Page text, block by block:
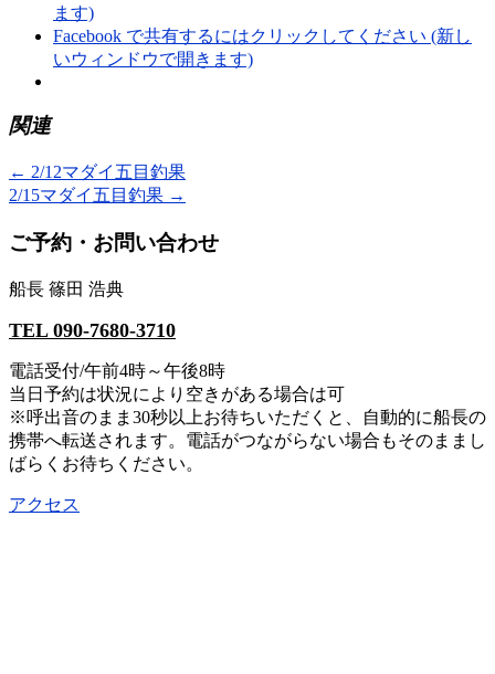
ます)
Facebook で共有するにはクリックしてください (新し
いウィンドウで開きます)
関連
← 2/12マダイ五目釣果
2/15マダイ五目釣果 →
ご予約・お問い合わせ
船長 篠田 浩典
TEL 090-7680-3710
電話受付/午前4時～午後8時
当日予約は状況により空きがある場合は可
※呼出音のまま30秒以上お待ちいただくと、自動的に船長の
携帯へ転送されます。電話がつながらない場合もそのままし
ばらくお待ちください。
アクセス